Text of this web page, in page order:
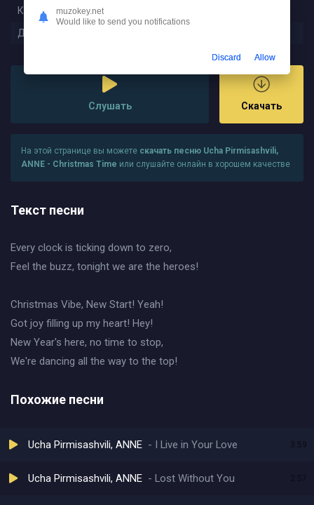
Качество:
Дата релиза:
Слушать Скачать
На этой странице вы можете скачать песню Ucha Pirmisashvili,
ANNE - Christmas Time или слушайте онлайн в хорошем качестве
Текст песни
Every clock is ticking down to zero,
Feel the buzz, tonight we are the heroes!
Christmas Vibe, New Start! Yeah!
Got joy filling up my heart! Hey!
New Year's here, no time to stop,
We're dancing all the way to the top!
Похожие песни
Ucha Pirmisashvili, ANNE I Live in Your Love 3:59
Ucha Pirmisashvili, ANNE Lost Without You
muzokey.net
Would like to send you notifications
Discard Allow